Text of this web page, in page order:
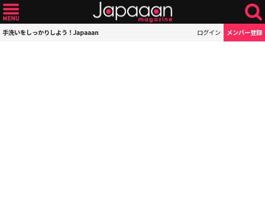
手洗いをしっかりしよう！Japaaan ログイン メンバー登録